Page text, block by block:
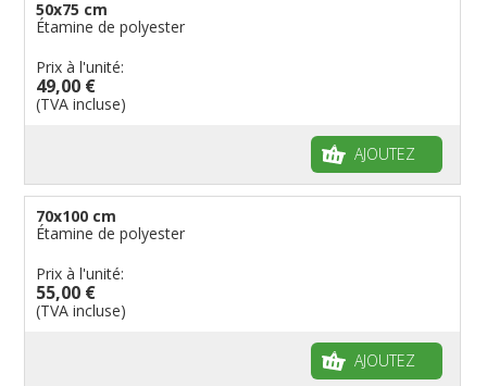
50x75 cm
Étamine de polyester
Prix à l'unité:
49,00 €
(TVA incluse)
AJOUTEZ
70x100 cm
Étamine de polyester
Prix à l'unité:
55,00 €
(TVA incluse)
AJOUTEZ